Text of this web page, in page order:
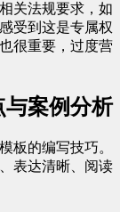
关法规要求，如
受到这是专属权
很重要，过度营
案例分析
板的编写技巧。
表达清晰、阅读